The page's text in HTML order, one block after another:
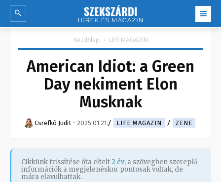
Kezdőlap LIFE MAGAZIN
American Idiot: a Green
Day nekiment Elon
Musknak
Csrefkó Judit - 2025.01.21. LIFE MAGAZIN ZENE
Cikkünk frissítése óta eltelt2 év, a szövegben szereplő
információk a megjelenéskor pontosak voltak, de
mára elavulhattak.